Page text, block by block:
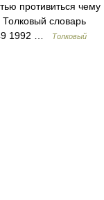
противиться чему
словарь
1992 …
Толковый